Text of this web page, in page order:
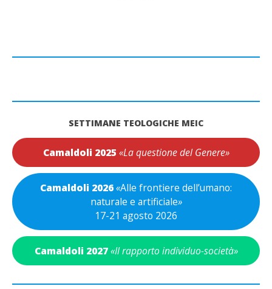
SETTIMANE TEOLOGICHE MEIC
Camaldoli 2025 «La questione del Genere»
Camaldoli 2026«Alle frontiere dell’umano:
naturale e artificiale»
17-21 agosto 2026
Camaldoli 2027 «Il rapporto individuo-società»